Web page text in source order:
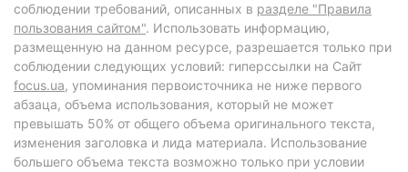
соблюдении требований, описанных в разделе "Правила
пользования сайтом". Использовать информацию,
размещенную на данном ресурсе, разрешается только при
соблюдении следующих условий: гиперссылки на Сайт
focus.ua, упоминания первоисточника не ниже первого
абзаца, объема использования, который не может
превышать 50% от общего объема оригинального текста,
изменения заголовка и лида материала. Использование
большего объема текста возможно только при условии